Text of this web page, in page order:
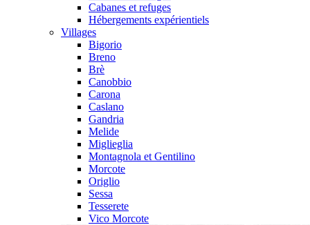
Cabanes et refuges
Hébergements expérientiels
Villages
Bigorio
Breno
Brè
Canobbio
Carona
Caslano
Gandria
Melide
Miglieglia
Montagnola et Gentilino
Morcote
Origlio
Sessa
Tesserete
Vico Morcote